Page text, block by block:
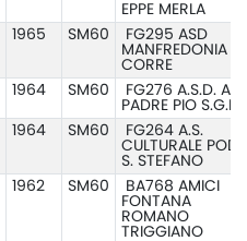
EPPE MERLA
1965 SM60
FG295 ASD
MANFREDONIA
CORRE
1964 SM60
FG276 A.S.D.
PADRE PIO S.G.R.
1964 SM60
FG264 A.S.
CULTURALE POD.
S. STEFANO
1962 SM60
BA768 AMICI
FONTANA
ROMANO
TRIGGIANO